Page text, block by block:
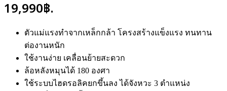
19,990฿.
ตัวแม่แรงทำจากเหล็กกล้า โครงสร้างแข็งแรง ทนทาน
ต่องานหนัก
ใช้งานง่าย เคลื่อนย้ายสะดวก
ล้อหลังหมุนได้ 180 องศา
ใช้ระบบไฮดรอลิคยกขึ้นลง ได้จังหวะ 3 ตำแหน่ง